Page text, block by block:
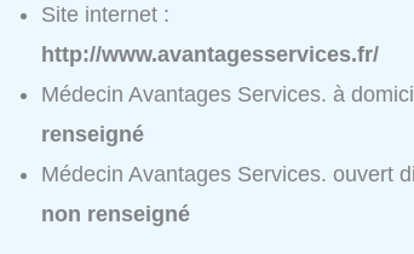
Site internet :
http://www.avantagesservices.fr/
Médecin Avantages Services. à
renseigné
Médecin Avantages Services. ouvert
non renseigné